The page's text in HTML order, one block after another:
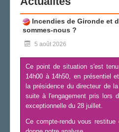
CSAL
CAP/Recours
FS SSCT
Action sociale
Archives
LA SECTION
ADHÉRER
Incendies de Gironde et
sommes-nous ?
5 août 2026
Ce point de situation s'est
14h00 à 14h50, en présentiel
la présidence du directeur de
suite à l'engagement pris lors
exceptionnelle du 28 juillet.
Ce compte-rendu vous